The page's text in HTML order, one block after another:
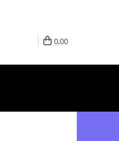
0,00